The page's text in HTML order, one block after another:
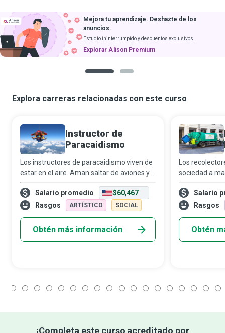
Mejora tu aprendizaje. Deshazte de los
anuncios.
Estudio ininterrumpido y descuentos exclusivos.
Explorar Alison Premium
Explora carreras relacionadas con este curso
Instructor de
Paracaidismo
Los instructores de paracaidismo viven de
estar en el aire. Aman saltar de aviones y
que les paguen por hacerlo, mientras
acompañan a quienes se lanzan por
primera vez a sentir la adrenalina del
Salario promedio
$60,467
Rasgos
ARTÍSTICO SOCIAL
Obtén más información
Los
sociedad a
acumulan,
salud y
fundamental
Salario
Rasgos
Obtén
¡Completa este curso acreditado por